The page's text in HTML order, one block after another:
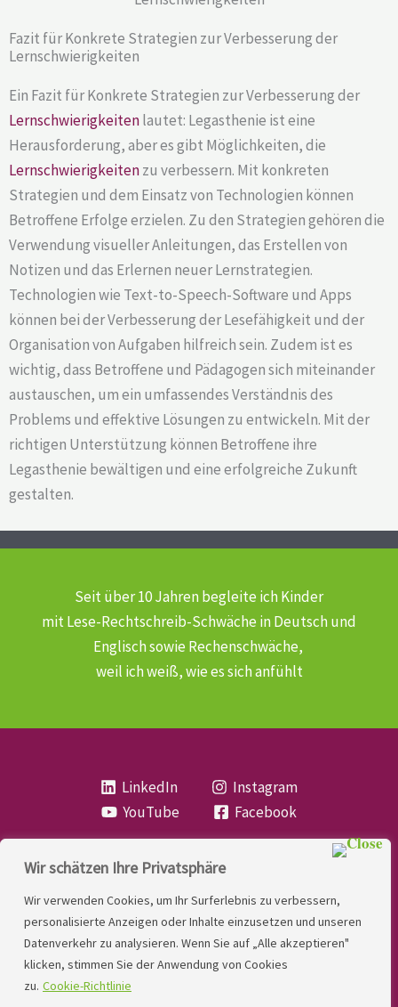
Wir schätzen Ihre Privatsphäre
Wir verwenden Cookies, um Ihr Surferlebnis zu verbessern,
personalisierte Anzeigen oder Inhalte einzusetzen und unseren
Datenverkehr zu analysieren. Wenn Sie auf „Alle akzeptieren"
klicken, stimmen Sie der Anwendung von Cookies
zu. Cookie-Richtlinie
Fazit für Konkrete Strategien zur Verbesserung der
Lernschwierigkeiten
Ein Fazit für Konkrete Strategien zur Verbesserung der
Lernschwierigkeitenlautet: Legasthenie ist eine
Herausforderung, aber es gibt Möglichkeiten, die
Lernschwierigkeitenzu verbessern. Mit konkreten
Strategien und dem Einsatz von Technologien können
Betroffene Erfolge erzielen. Zu den Strategien gehören die
Verwendung visueller Anleitungen, das Erstellen von
Notizen und das Erlernen neuer Lernstrategien.
Technologien wie Text-to-Speech-Software und Apps
können bei der Verbesserung der Lesefähigkeit und der
Organisation von Aufgaben hilfreich sein. Zudem ist es
wichtig, dass Betroffene und Pädagogen sich miteinander
austauschen, um ein umfassendes Verständnis des
Problems und effektive Lösungen zu entwickeln. Mit der
richtigen Unterstützung können Betroffene ihre
Legasthenie bewältigen und eine erfolgreiche Zukunft
gestalten.
Seit über 10 Jahren begleite ich Kinder
mit Lese-Rechtschreib-Schwächein Deutsch und
Englisch sowie Rechenschwäche,
weil ich weiß, wie es sich anfühlt
LinkedIn
Instagram
YouTube
Facebook
LINDNER. 2026 | Powered by
Kontakt